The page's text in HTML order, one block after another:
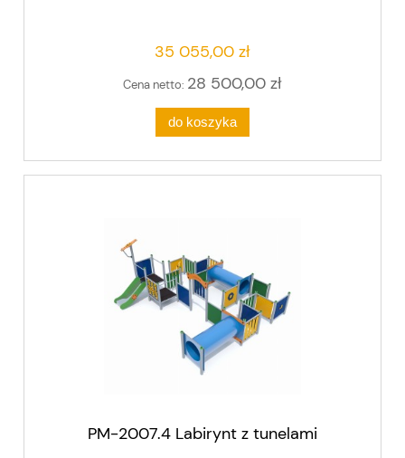
35 055,00 zł
Cena netto: 28 500,00 zł
do koszyka
PM-2007.4 Labirynt z tunelami